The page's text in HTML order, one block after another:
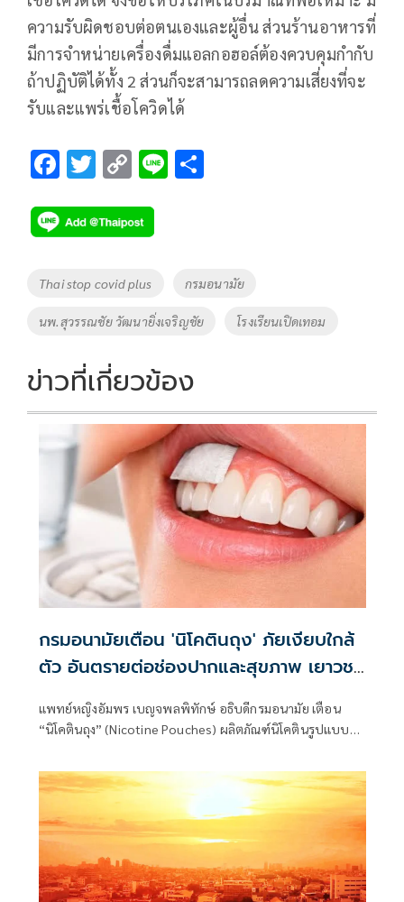
ความรับผิดชอบต่อตนเองและผู้อื่น ส่วนร้านอาหารที่
มีการจำหน่ายเครื่องดื่มแอลกอฮอล์ต้องควบคุมกำกับ
ถ้าปฏิบัติได้ทั้ง 2 ส่วนก็จะสามารถลดความเสี่ยงที่จะ
รับและแพร่เชื้อโควิดได้
F
e
b
o
k
T
tt
er
C
p
y
Li
k
Li
Tags
Thai stop covid plus กรมอนามัย
นพ.สุวรรณชัย วัฒนายิ่งเจริญชัย โรงเรียนเปิดเทอม
ข่าวที่เกี่ยวข้อง
กรมอนามัยเตือน 'นิโคตินถุง' ภัยเงียบใกล้
ตัว อันตรายต่อช่องปากและสุขภาพ เยาวชน
แพทย์หญิงอัมพร เบญจพลพิทักษ์ อธิบดีกรมอนามัย เตือน
“นิโคตินถุง” (Nicotine Pouches) ผลิตภัณฑ์นิโคตินรูปแบบ
ช่องปากและสุขภาพโดยรวม แม้จะไม่ก่อให้เกิดควันและไม่ต้อง
เผาไหม้เหมือนบุหรี่ หรือบุหรี่ไฟฟ้า แต่ยังคงมีความเสี่ยงสูงจาก
สารนิโคตินที่ออกฤทธิ์ต่อร่างกายโดยตรง